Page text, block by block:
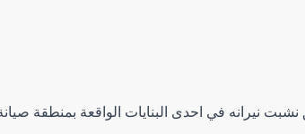
نيرانه في احدى البنايات الواقعة بمنطقة